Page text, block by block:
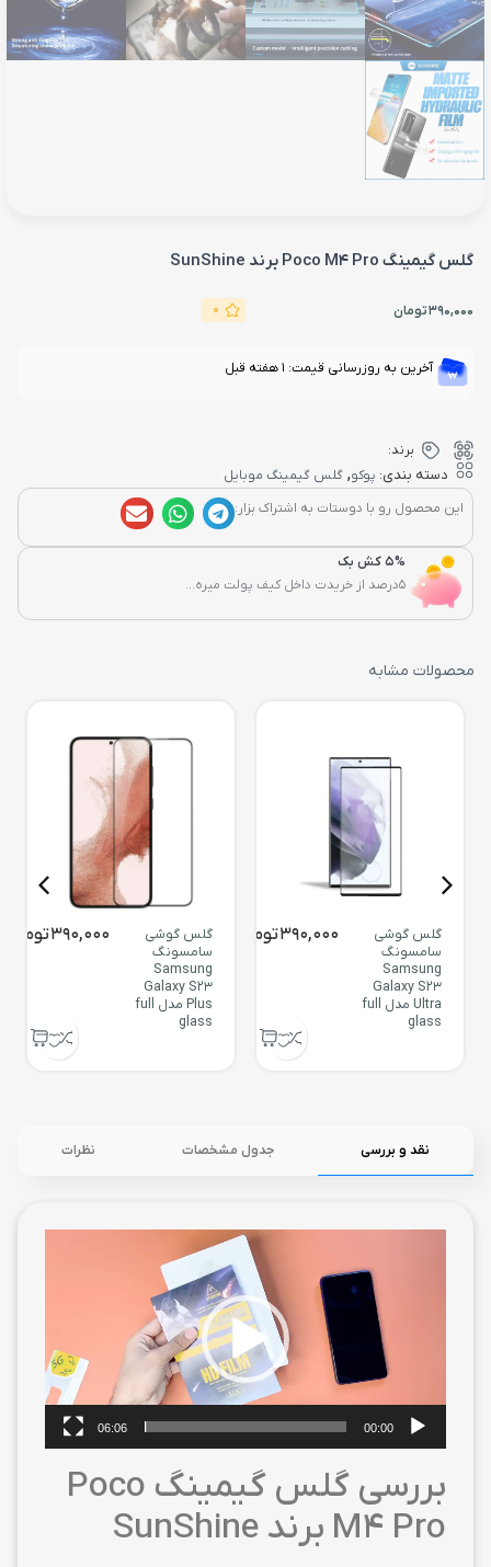
گلس گیمینگ Poco M4 Pro برند SunShine
390,000تومان 0
آخرین به روزرسانی قیمت: 1 هفته قبل
برند:
دسته بندی: پوکو, گلس گیمینگ موبایل
این محصول رو با دوستات به اشتراک بزار:
5% کش بک
5درصد از خریدت داخل کیف پولت میره...
محصولات مشابه
گلس گوشی
سامسونگ
Samsung
Galaxy S23
Ultra مدل full
glass
390,000تومان
گلس گوشی
سامسونگ
Samsung
Galaxy S23
Plus مدل full
glass
390,000تومان
نقد و بررسی جدول مشخصات نظرات
00:00
06:06
بررسی گلس گیمینگ Poco
M4 Pro برند SunShine